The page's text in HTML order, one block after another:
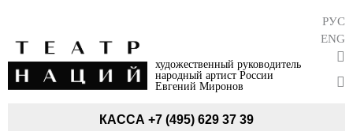
художественный руководитель
народный артист России
Евгений Миронов
РУС
ENG
КАССА +7 (495) 629 37 39